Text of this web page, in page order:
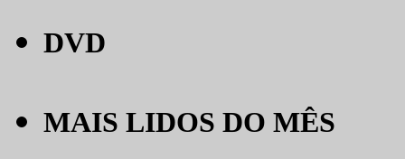
DVD
MAIS LIDOS DO MÊS